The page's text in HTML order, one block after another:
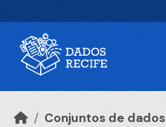
Conjuntos de dados